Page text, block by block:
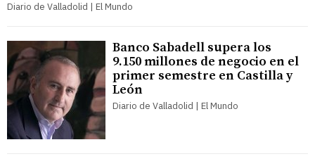
Diario de Valladolid | El Mundo
Banco Sabadell supera los
9.150 millones de negocio en el
primer semestre en Castilla y
León
Diario de Valladolid | El Mundo